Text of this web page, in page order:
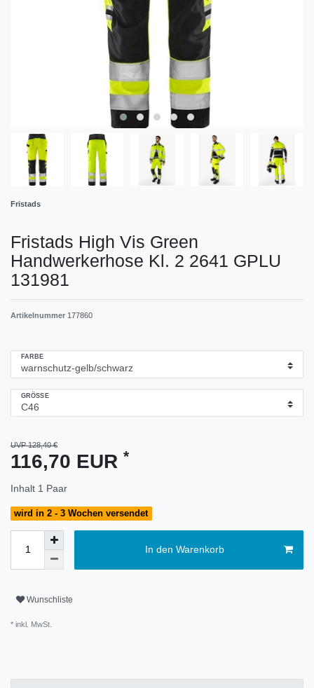
Fristads
Fristads High Vis Green
Handwerkerhose Kl. 2 2641 GPLU
131981
Artikelnummer 177860
FARBE
GRÖSSE
UVP 128,40 €
116,70 EUR *
Inhalt 1 Paar
wird in 2 - 3 Wochen versendet
In den Warenkorb
Wunschliste
* inkl. MwSt.